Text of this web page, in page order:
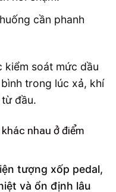
cần phanh
kiểm soát mức dầu
trong lúc xả, khí
đầu.
nhau ở điểm
tượng xốp pedal,
và ổn định lâu